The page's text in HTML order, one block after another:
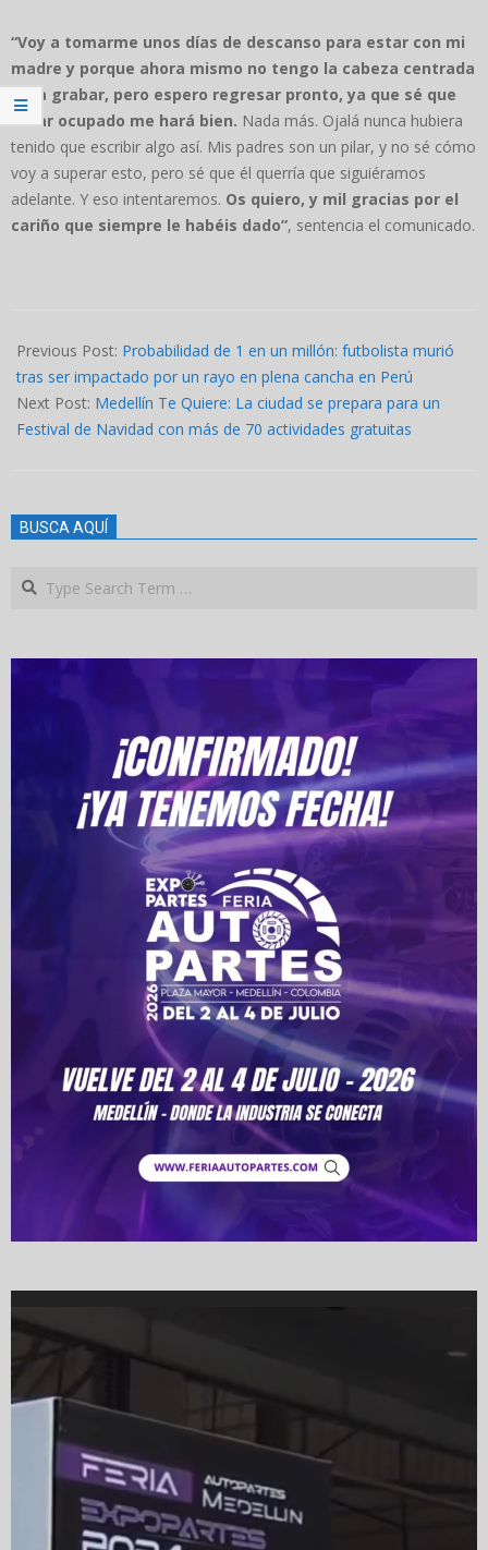
“Voy a tomarme unos días de descanso para estar con mi
madre y porque ahora mismo no tengo la cabeza centrada
para grabar, pero espero regresar pronto, ya que sé que
estar ocupado me hará bien. Nada más. Ojalá nunca hubiera
tenido que escribir algo así. Mis padres son un pilar, y no sé cómo
voy a superar esto, pero sé que él querría que siguiéramos
adelante. Y eso intentaremos. Os quiero, y mil gracias por el
cariño que siempre le habéis dado”, sentencia el comunicado.
11-
05
Previous Post: Probabilidad de 1 en un millón: futbolista murió
tras ser impactado por un rayo en plena cancha en Perú
Next Post: Medellín Te Quiere: La ciudad se prepara para un
Festival de Navidad con más de 70 actividades gratuitas
BUSCA AQUÍ
Search
Player